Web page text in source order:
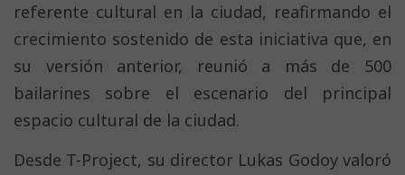
referente cultural en la ciudad, reafirmando el
crecimiento sostenido de esta iniciativa que, en
su versión anterior, reunió a más de 500
bailarines sobre el escenario del principal
espacio cultural de la ciudad.
Desde T-Project, su director Lukas Godoy valoró